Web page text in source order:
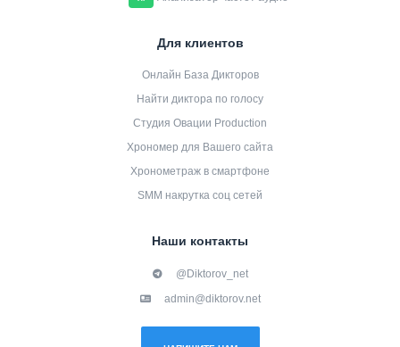
Для клиентов
Онлайн База Дикторов
Найти диктора по голосу
Студия Овации Production
Хрономер для Вашего сайта
Хронометраж в смартфоне
SMM накрутка соц сетей
Наши контакты
@Diktorov_net
admin@diktorov.net